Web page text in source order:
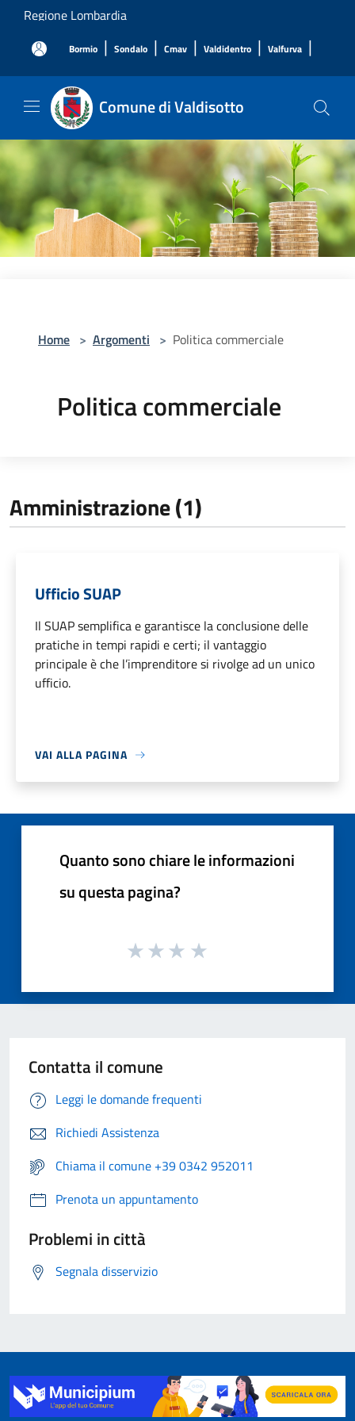
Salta al contenuto principale
Regione Lombardia
Bormio | Sondalo | Cmav | Valdidentro | Valfurva |
Comune di Valdisotto
Home > Argomenti > Politica commerciale
Politica commerciale
Amministrazione (1)
Ufficio SUAP
Il SUAP semplifica e garantisce la conclusione delle
pratiche in tempi rapidi e certi; il vantaggio
principale è che l’imprenditore si rivolge ad un unico
ufficio.
VAI ALLA PAGINA
Quanto sono chiare le informazioni
su questa pagina?
Contatta il comune
Leggi le domande frequenti
Richiedi Assistenza
Chiama il comune +39 0342 952011
Prenota un appuntamento
Problemi in città
Segnala disservizio